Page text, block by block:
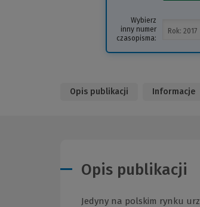
Wybierz
inny numer
czasopisma:
Opis publikacji Informacje
Opis publikacji
Jedyny na polskim rynku